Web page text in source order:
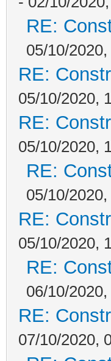
RE:
05/10/
RE:
05/10/2020,
RE:
05/10/2020,
RE:
05/10/
RE:
05/10/2020,
RE:
06/10/
RE:
07/10/2020,